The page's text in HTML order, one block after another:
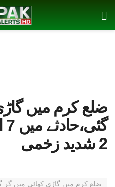
ضلع کرم میں
2 شدید زخمی